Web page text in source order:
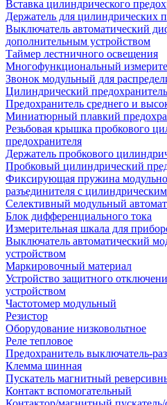
Вставка цилиндрического
Держатель для цилиндрических
Выключатель автоматический
дополнительным устройством
Таймер лестничного освещения
Многофункциональный
Звонок модульный для
Цилиндрический предохранитель
Предохранитель среднего и
Миниатюрный плавкий
Резьбовая крышка пробкового
предохранителя
Держатель пробкового
Пробковый цилиндрический
Фиксирующая пружина
разъединителя с
Селективный модульный
Блок дифференциального тока
Измерительная шкала для
Выключатель автоматический
устройством
Маркировочный материал
Устройство защитного
устройством
Частотомер модульный
Резистор
Оборудование низковольтное
Реле тепловое
Предохранитель выключатель-
Клемма шинная
Пускатель магнитный
Контакт вспомогательный